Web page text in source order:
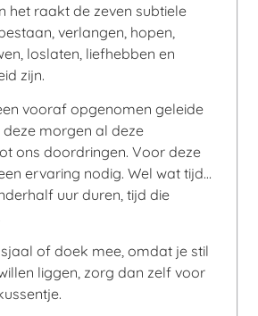
het raakt de zeven subtiele
verlangen, hopen,
loslaten, liefhebben en
zijn.
vooraf opgenomen geleide
morgen al deze
ons doordringen. Voor deze
ervaring nodig. Wel wat tijd…
uur duren, tijd die
of doek mee, omdat je stil
liggen, zorg dan zelf voor